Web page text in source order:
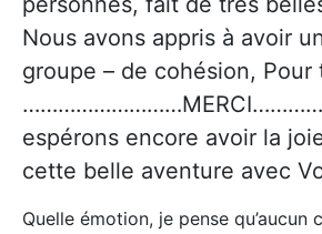
Nous avons appris à avoir
groupe – de cohésion, Pour
espérons encore avoir la
cette belle aventure avec
Quelle émotion, je pense qu’aucun